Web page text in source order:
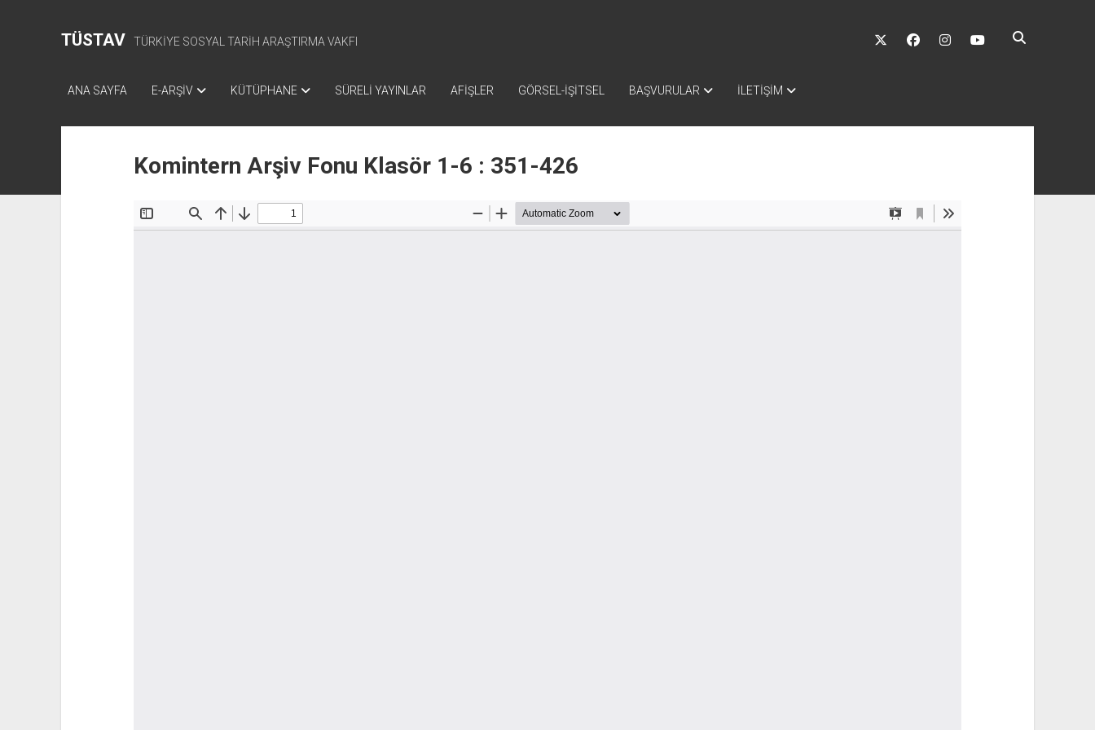
TÜSTAV TÜRKİYE SOSYAL TARİH ARAŞTIRMA VAKFI
twitter facebookinstagramyoutube
ANA SAYFA E-ARŞİV KÜTÜPHANE SÜRELİ YAYINLAR AFİŞLER GÖRSEL-İŞİTSEL BAŞVURULAR İLETİŞİM
Komintern Arşiv Fonu Klasör 1-6 : 351-426